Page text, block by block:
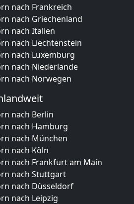
nach Frankreich
nach Griechenland
nach Italien
nach Liechtenstein
nach Luxemburg
nach Niederlande
nach Norwegen
nach Berlin
nach Hamburg
nach München
nach Köln
nach Frankfurt am Main
nach Stuttgart
nach Düsseldorf
nach Leipzig